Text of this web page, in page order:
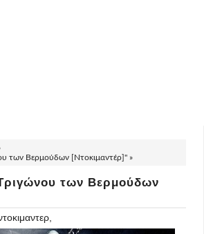
των Βερμούδων [Ντοκιμαντέρ]" »
των Βερμούδων